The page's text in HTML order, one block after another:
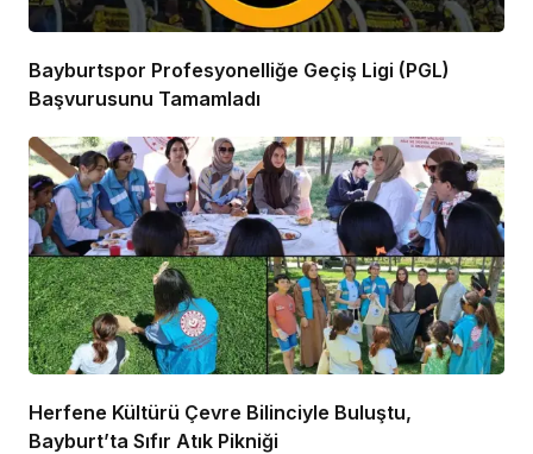
Bayburtspor Profesyonelliğe Geçiş Ligi (PGL)
Başvurusunu Tamamladı
Herfene Kültürü Çevre Bilinciyle Buluştu,
Bayburt’ta Sıfır Atık Pikniği